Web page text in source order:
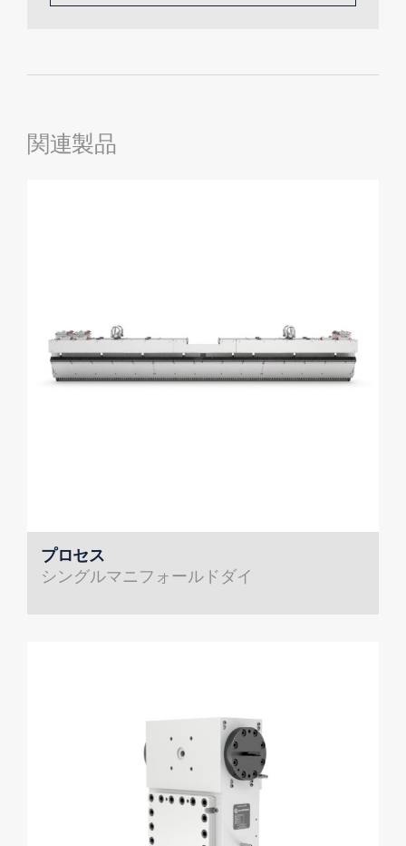
関連製品
プロセス
シングルマニフォールドダイ